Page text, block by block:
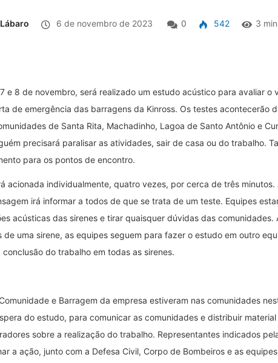
6 de novembro de 2023 0 542 3
e 8 de novembro, será realizado um estudo acústico para avaliar o
de emergência das barragens da Kinross. Os testes acontecerão
de Santa Rita, Machadinho, Lagoa de Santo Antônio e
precisará paralisar as atividades, sair de casa ou do trabalho.
para os pontos de encontro.
acionada individualmente, quatro vezes, por cerca de três minutos.
irá informar a todos de que se trata de um teste. Equipes
acústicas das sirenes e tirar quaisquer dúvidas das comunidades.
de uma sirene, as equipes seguem para fazer o estudo em outro
do trabalho em todas as sirenes.
e Barragem da empresa estiveram nas comunidades
do estudo, para comunicar as comunidades e distribuir
sobre a realização do trabalho. Representantes indicados
a ação, junto com a Defesa Civil, Corpo de Bombeiros e as